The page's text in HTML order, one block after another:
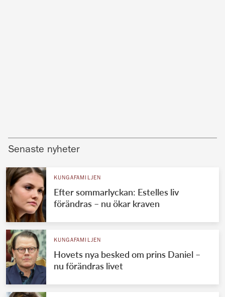
Senaste nyheter
KUNGAFAMILJEN
Efter sommarlyckan: Estelles liv
förändras – nu ökar kraven
KUNGAFAMILJEN
Hovets nya besked om prins Daniel –
nu förändras livet